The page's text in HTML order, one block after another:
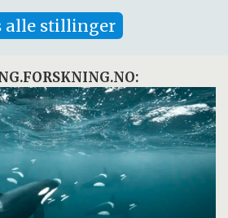
alle stillinger